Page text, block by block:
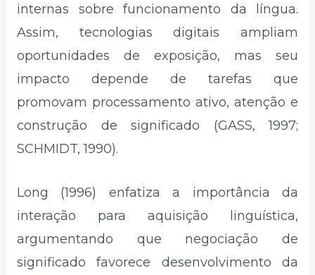
internas sobre funcionamento da língua.
Assim, tecnologias digitais ampliam
oportunidades de exposição, mas seu
impacto depende de tarefas que
promovam processamento ativo, atenção e
construção de significado (GASS, 1997;
SCHMIDT, 1990).
Long (1996) enfatiza a importância da
interação para aquisição linguística,
argumentando que negociação de
significado favorece desenvolvimento da